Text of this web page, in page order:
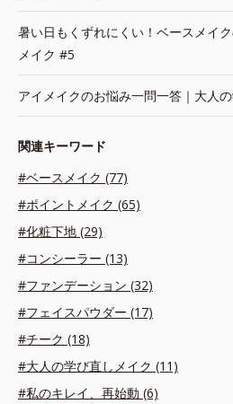
暑い日もくずれにくい！ベースメイ
メイク #5
アイメイクのお悩み一問一答｜大人
関連キーワード
#ベースメイク (77)
#ポイントメイク (65)
#化粧下地 (29)
#コンシーラー (13)
#ファンデーション (32)
#フェイスパウダー (17)
#チーク (18)
#大人の学び直しメイク (11)
#私のキレイ、再始動 (6)